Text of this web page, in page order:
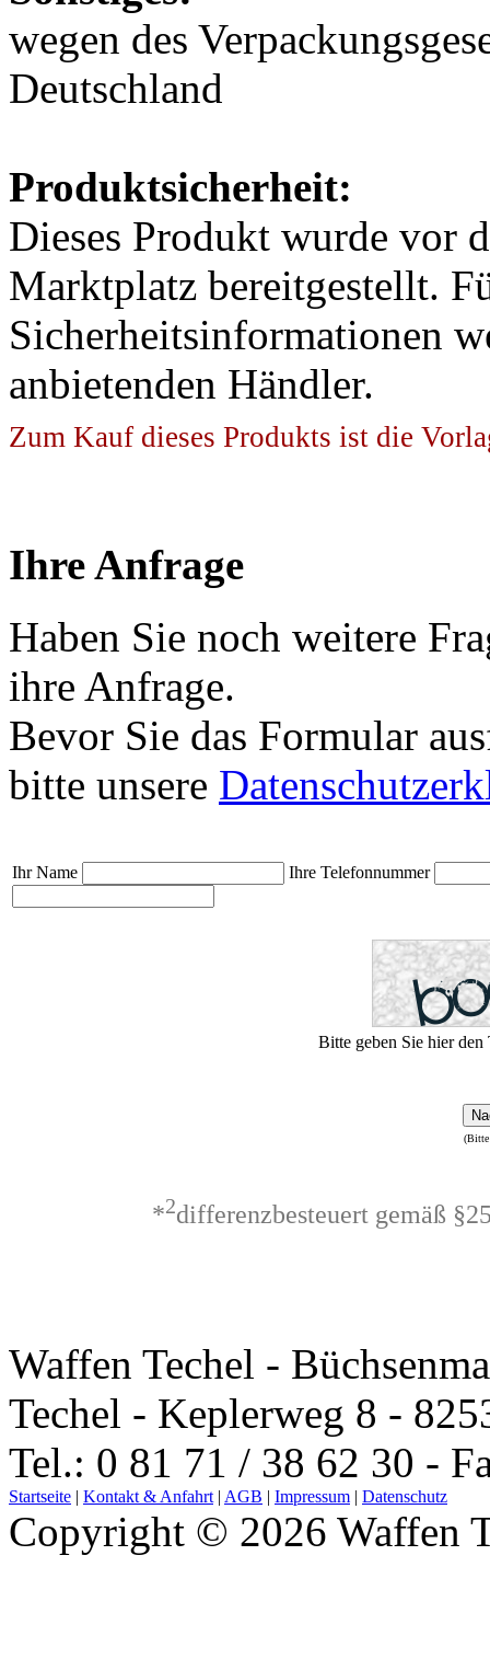
wegen des
Deutschland
Produktsicherheit:
Dieses Produkt wurde vor
Marktplatz bereitgestellt.
Sicherheitsinformationen
anbietenden Händler.
Zum Kauf dieses Produkts ist die
Ihre Anfrage
Haben Sie noch weitere
ihre Anfrage.
Bevor Sie das Formular
bitte unsere
Ihr Name Ihre Telefonnummer
Bitte geben Sie hier
(Bitte
*2differenzbesteuert gemäß
Waffen Techel -
Techel - Keplerweg 8 -
Tel.: 0 81 71 / 38 62 30 -
Startseite | Kontakt & Anfahrt | AGB | Impressum | Datenschutz
Copyright © 2026 Waffen